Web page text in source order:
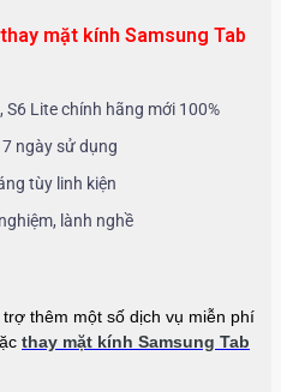
mặt kính Samsung Tab
S6 Lite chính hãng mới 100%
ngày sử dụng
tùy linh kiện
lành nghề
thêm một số dịch vụ miễn phí
thay mặt kính Samsung Tab